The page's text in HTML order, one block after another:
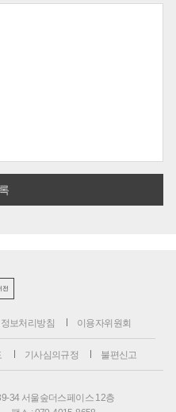
전
보처리방침 이용자위원회
기사심의규정 불편신고
34 서울숲더스페이스 12층